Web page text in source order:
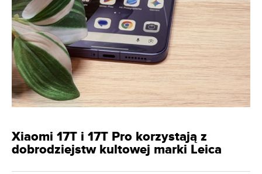
Xiaomi 17T i 17T Pro korzystają z
dobrodziejstw kultowej marki Leica